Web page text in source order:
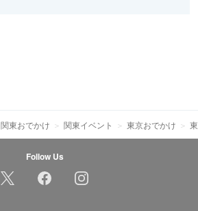
関東おでかけ 関東イベント 東京おでかけ
Follow Us